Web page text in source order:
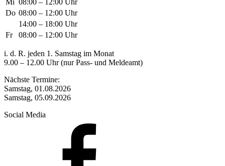
Mi 08:00 – 12:00 Uhr
Do 08:00 – 12:00 Uhr
14:00 – 18:00 Uhr
Fr
08:00 – 12:00 Uhr
i. d. R. jeden 1. Samstag im Monat
9.00 – 12.00 Uhr (nur Pass- und Meldeamt)
Nächste Termine:
Samstag, 01.08.2026
Samstag, 05.09.2026
Social Media